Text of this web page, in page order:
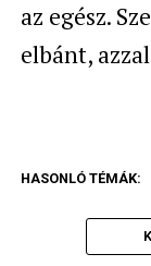
az egész.
elbánt,
HASONLÓ TÉMÁK: